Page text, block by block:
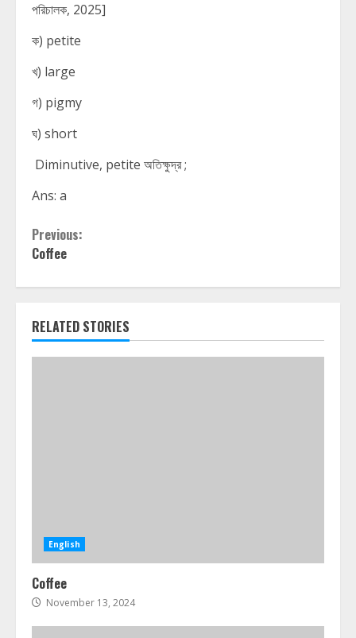
পরিচালক, 2025]
ক) petite
খ) large
গ) pigmy
ঘ) short
Diminutive, petite অতিক্ষুদ্র ;
Ans: a
Continue
Reading
Previous:
Coffee
RELATED STORIES
English
Coffee
November 13, 2024